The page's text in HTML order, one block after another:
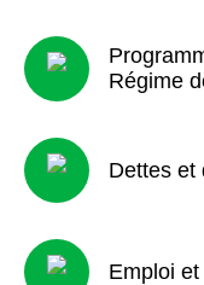
Régime
Dettes et
Emploi